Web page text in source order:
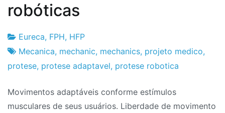
robóticas
Fabrica
do
8
de
de
2021
Eureca, FPH, HFP
Mecanica, mechanic, mechanics, projeto medico,
protese, protese adaptavel, protese robotica
Movimentos adaptáveis conforme estímulos
musculares de seus usuários. Liberdade de movimento